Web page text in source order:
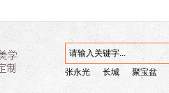
张永光 长城 聚宝盆